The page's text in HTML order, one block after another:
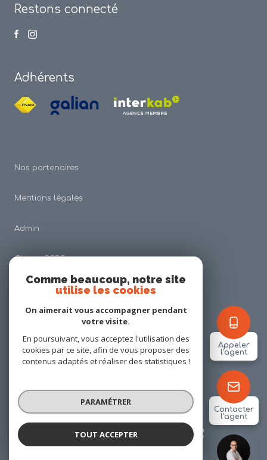
Alexis PINSON
Appeler
l'agent
Contacter
l'agent
Restons connecté
Adhérents
Nos partenaires
Mentions légales
Admin
Charte RGDP
Nos honoraires
Cookies
© 2026 | Tous droits réservés
Réalisé par
Comme beaucoup, notre site
utilise les cookies
On aimerait vous accompagner pendant
votre visite.
En poursuivant, vous acceptez l'utilisation des
cookies par ce site, afin de vous proposer des
contenus adaptés et réaliser des statistiques !
PARAMÉTRER
TOUT ACCEPTER